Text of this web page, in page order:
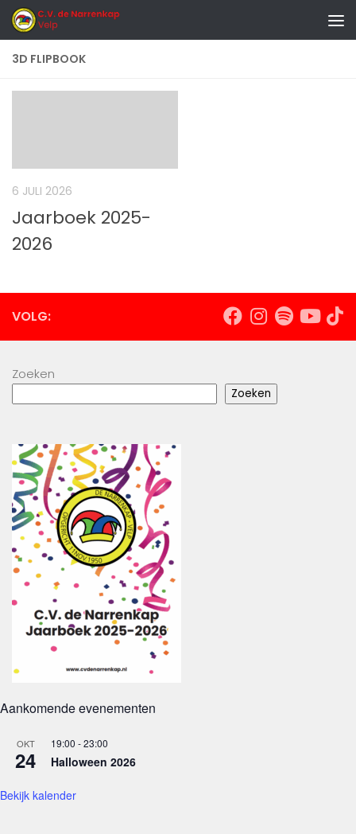
Doorgaan naar inhoud
3D FLIPBOOK
6 JULI 2026
Jaarboek 2025-
2026
VOLG:
Zoeken
Zoeken
Aankomende evenementen
OKT
24
19:00 -23:00
Halloween 2026
Bekijk kalender